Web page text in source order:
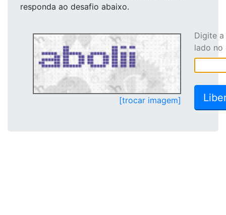
responda ao desafio abaixo.
[trocar imagem]
Digite
lado no